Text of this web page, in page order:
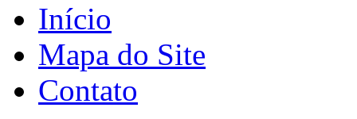
Início
Mapa do Site
Contato